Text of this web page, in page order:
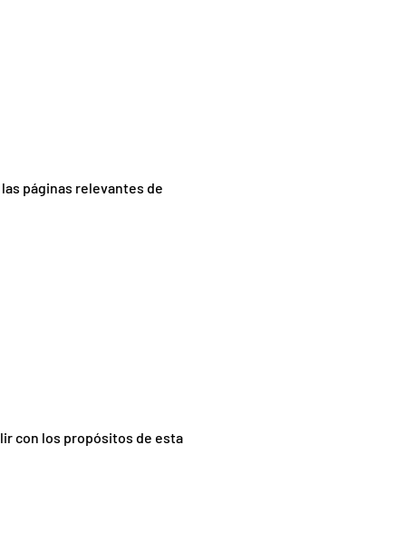
páginas relevantes de
con los propósitos de esta